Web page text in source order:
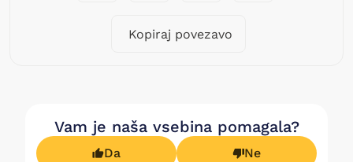
Kopiraj povezavo
Vam je naša vsebina pomagala?
Da Ne